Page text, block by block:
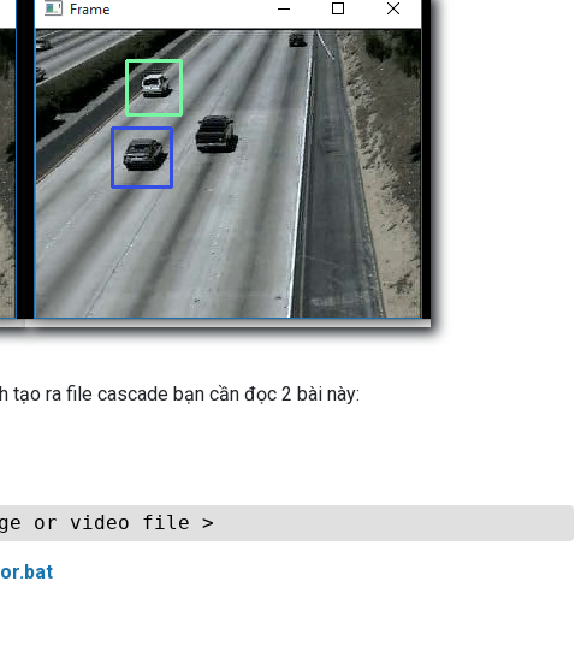
tạo ra file cascade bạn cần đọc 2 bài này:
or video file >